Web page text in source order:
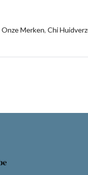
Onze Merken, Chi